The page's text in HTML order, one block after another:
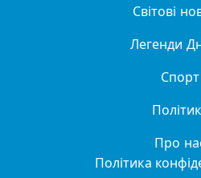
Світові
Легенди
Спорт
Про
Політика